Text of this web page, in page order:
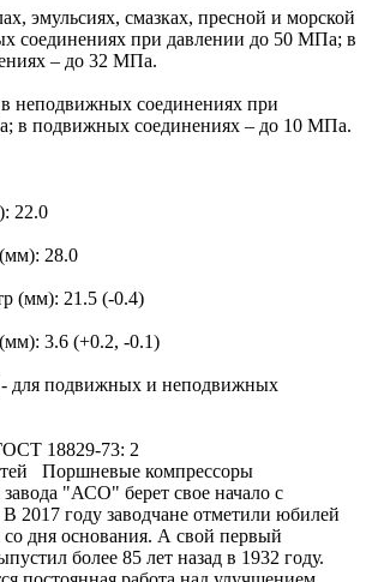
эмульсиях, смазках, пресной и морской
соединениях при давлении до 50 МПа; в
– до 32 МПа.
неподвижных соединениях при
в подвижных соединениях – до 10 МПа.
22.0
28.0
(мм): 21.5 (-0.4)
3.6 (+0.2, -0.1)
- для подвижных и неподвижных
18829-73: 2
Поршневые компрессоры
"АСО" берет свое начало с
В 2017 году заводчане отметили юбилей
дня основания. А свой первый
более 85 лет назад в 1932 году.